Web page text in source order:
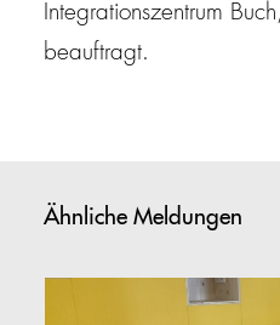
Integrationszentrum
beauftragt.
Ähnliche Meldungen